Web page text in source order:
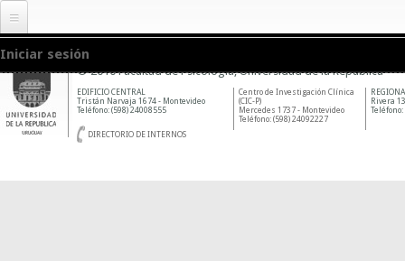
Iniciar sesión
© 2010 Facultad de Psicología, Universidad de la República
Rivera
Teléfono:
Centro de Investigación Clínica
(CIC-P)
Mercedes 1737 - Montevideo
Teléfono: (598) 24092227
EDIFICIO CENTRAL
Tristán Narvaja 1674 - Montevideo
Teléfono: (598) 24008555
DIRECTORIO DE INTERNOS